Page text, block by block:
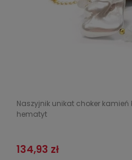
Naszyjnik unikat choker kamień
hematyt
134,93 zł